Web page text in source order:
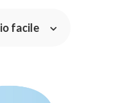
facile